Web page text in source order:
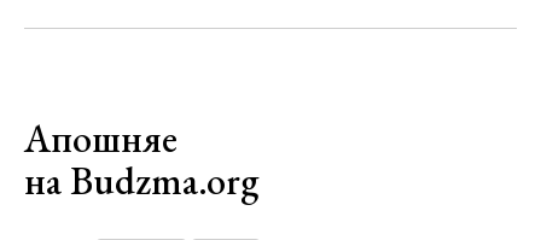
Апошняе
на Budzma.org